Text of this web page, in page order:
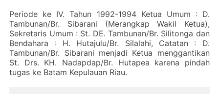
Periode ke IV. Tahun 1992-1994 Ketua Umum : D.
Tambunan/Br. Sibarani (Merangkap Wakil Ketua),
Sekretaris Umum : St. DE. Tambunan/Br. Silitonga dan
Bendahara : H. Hutajulu/Br. Silalahi, Catatan : D.
Tambunan/Br. Sibarani menjadi Ketua menggantikan
St. Drs. KH. Nadapdap/Br. Hutapea karena pindah
tugas ke Batam Kepulauan Riau.